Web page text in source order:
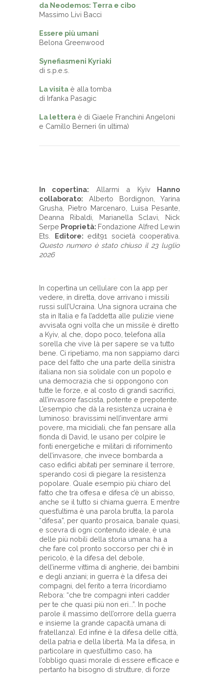
da Neodemos: Terra e cibo
Massimo Livi Bacci
Essere più umani
Belona Greenwood
Synefiasmeni Kyriaki
di s.p.e.s.
La visita è alla tomba
di Irfanka Pasagic
La lettera è di Giaele Franchini Angeloni
e Camillo Berneri (in ultima)
In copertina: Allarmi a KyivHanno
collaborato: Alberto Bordignon, Yarina
Grusha, Pietro Marcenaro, Luisa Pesante,
Deanna Ribaldi, Marianella Sclavi, Nick
Serpe Proprietà: Fondazione Alfred Lewin
Ets. Editore: edit91 società cooperativa.
Questo numero è stato chiuso il 23 luglio
2026
- - -
In copertina un cellulare con la app per
vedere, in diretta, dove arrivano i missili
russi sull’Ucraina. Una signora ucraina che
sta in Italia e fa l’addetta alle pulizie viene
avvisata ogni volta che un missile è diretto
a Kyiv, al che, dopo poco, telefona alla
sorella che vive là per sapere se va tutto
bene. Ci ripetiamo, ma non sappiamo darci
pace del fatto che una parte della sinistra
italiana non sia solidale con un popolo e
una democrazia che si oppongono con
tutte le forze, e al costo di grandi sacrifici,
all’invasore fascista, potente e prepotente.
L’esempio che dà la resistenza ucraina è
luminoso: bravissimi nell’inventare armi
povere, ma micidiali, che fan pensare alla
fionda di David, le usano per colpire le
fonti energetiche e militari di rifornimento
dell’invasore, che invece bombarda a
caso edifici abitati per seminare il terrore,
sperando così di piegare la resistenza
popolare. Quale esempio più chiaro del
fatto che tra offesa e difesa c’è un abisso,
anche se il tutto si chiama guerra. E mentre
quest’ultima è una parola brutta, la parola
“difesa”, per quanto prosaica, banale quasi,
e scevra di ogni contenuto ideale, è una
delle più nobili della storia umana: ha a
che fare col pronto soccorso per chi è in
pericolo, è la difesa del debole,
dell’inerme vittima di angherie, dei bambini
e degli anziani; in guerra è la difesa dei
compagni, del ferito a terra (ricordiamo
Rebora: “che tre compagni interi cadder
per te che quasi più non eri...”. In poche
parole il massimo dell’orrore della guerra
e insieme la grande capacità umana di
fratellanza). Ed infine è la difesa delle città,
della patria e della libertà. Ma la difesa, in
particolare in quest’ultimo caso, ha
l’obbligo quasi morale di essere efficace e
pertanto ha bisogno di strutture, di forze